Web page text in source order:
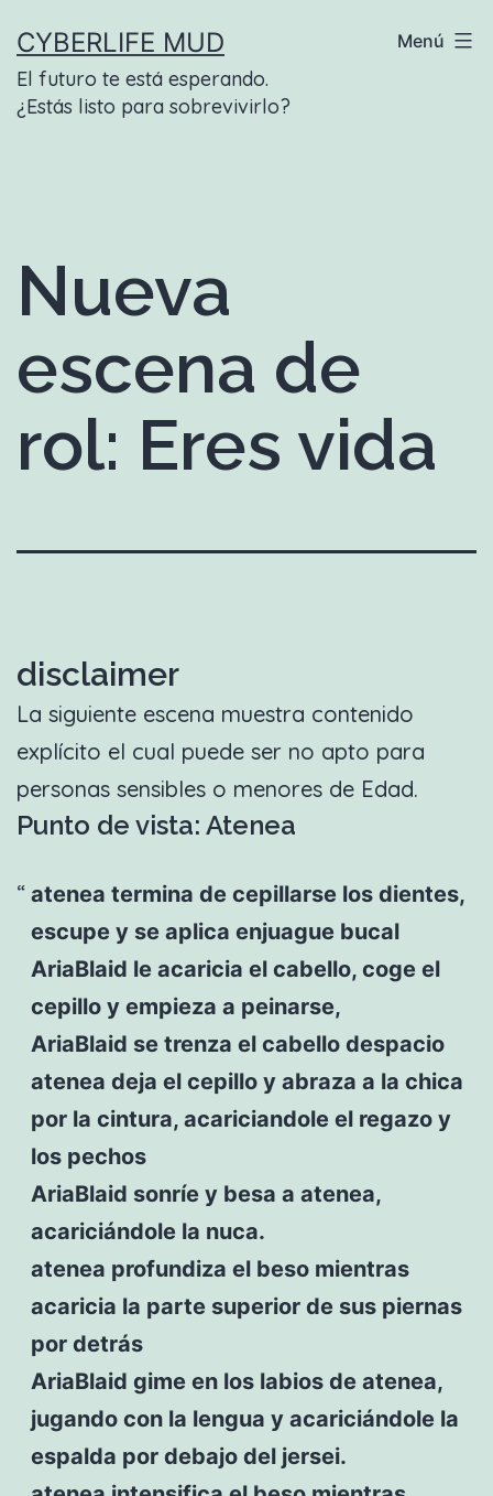
contenido
CYBERLIFE MUD
El futuro te está esperando.
¿Estás listo para sobrevivirlo?
Menú
Nueva
escena de
rol: Eres vida
disclaimer
La siguiente escena muestra contenido
explícito el cual puede ser no apto para
personas sensibles o menores de Edad.
Punto de vista: Atenea
atenea termina de cepillarse los dientes,
escupe y se aplica enjuague bucal
AriaBlaid le acaricia el cabello, coge el
cepillo y empieza a peinarse,
AriaBlaid se trenza el cabello despacio
atenea deja el cepillo y abraza a la chica
por la cintura, acariciandole el regazo y
los pechos
AriaBlaid sonríe y besa a atenea,
acariciándole la nuca.
atenea profundiza el beso mientras
acaricia la parte superior de sus piernas
por detrás
AriaBlaid gime en los labios de atenea,
jugando con la lengua y acariciándole la
espalda por debajo del jersei.